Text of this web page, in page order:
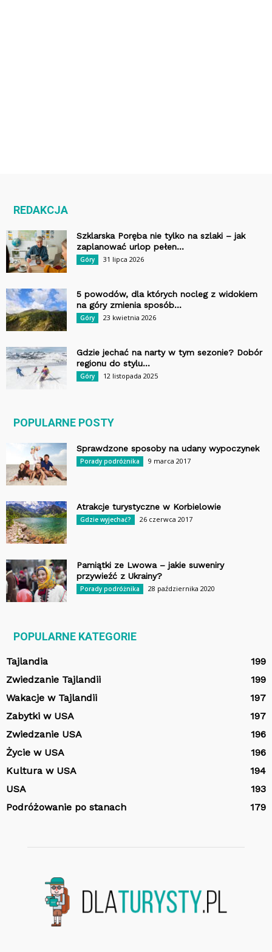
REDAKCJA
Szklarska Poręba nie tylko na szlaki – jak
zaplanować urlop pełen...
Góry 31 lipca 2026
5 powodów, dla których nocleg z widokiem
na góry zmienia sposób...
Góry 23 kwietnia 2026
Gdzie jechać na narty w tym sezonie? Dobór
regionu do stylu...
Góry 12 listopada 2025
POPULARNE POSTY
Sprawdzone sposoby na udany wypoczynek
Porady podróżnika 9 marca 2017
Atrakcje turystyczne w Korbielowie
Gdzie wyjechać? 26 czerwca 2017
Pamiątki ze Lwowa – jakie suweniry
przywieźć z Ukrainy?
Porady podróżnika 28 października 2020
POPULARNE KATEGORIE
Tajlandia
199
Zwiedzanie Tajlandii
199
Wakacje w Tajlandii
197
Zabytki w USA
197
Zwiedzanie USA
196
Życie w USA
196
Kultura w USA
194
USA
193
Podróżowanie po stanach
179